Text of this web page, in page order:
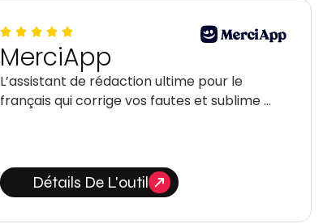
MerciApp
L’assistant de rédaction ultime pour le
français qui corrige vos fautes et sublime …
Détails De L'outil